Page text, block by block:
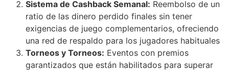
giriş
per sale
Sistema de Cashback Semanal: Reembolso de un
ratio de las dinero perdido finales sin tener
exigencias de juego complementarios, ofreciendo
una red de respaldo para los jugadores habituales
Torneos y Torneos: Eventos con premios
garantizados que están habilitados para superar